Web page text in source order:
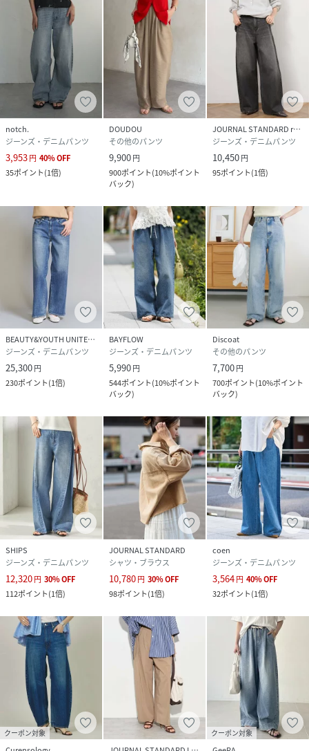
notch.
ジーンズ・デニムパンツ
3,953円 40%OFF
35ポイント(1倍)
DOUDOU
その他のパンツ
9,900円
900ポイント(10%ポイント
バック)
JOURNAL STANDARD relume
ジーンズ・デニムパンツ
10,450円
95ポイント(1倍)
BEAUTY&YOUTH UNITED ARROWS
ジーンズ・デニムパンツ
25,300円
230ポイント(1倍)
BAYFLOW
ジーンズ・デニムパンツ
5,990円
544ポイント(10%ポイント
バック)
Discoat
その他のパンツ
7,700円
700ポイント(10%ポイント
バック)
SHIPS
ジーンズ・デニムパンツ
12,320円 30%OFF
112ポイント(1倍)
JOURNAL STANDARD
シャツ・ブラウス
10,780円 30%OFF
98ポイント(1倍)
coen
ジーンズ・デニムパンツ
3,564円 40%OFF
32ポイント(1倍)
クーポン対象 クーポン対象